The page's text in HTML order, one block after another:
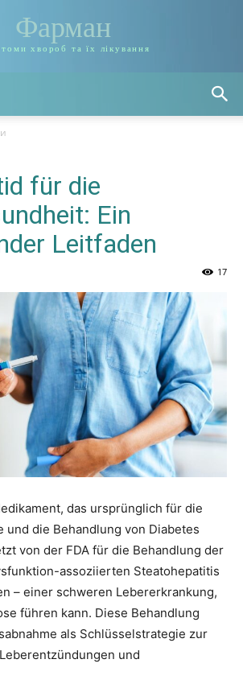
Фарман
хвороб та їх лікування
für die
Ein
Leitfaden
17
das ursprünglich für die
und die Behandlung von Diabetes
von der FDA für die Behandlung der
assoziierten Steatohepatitis
– einer schweren Lebererkrankung,
führen kann. Diese Behandlung
als Schlüsselstrategie zur
und